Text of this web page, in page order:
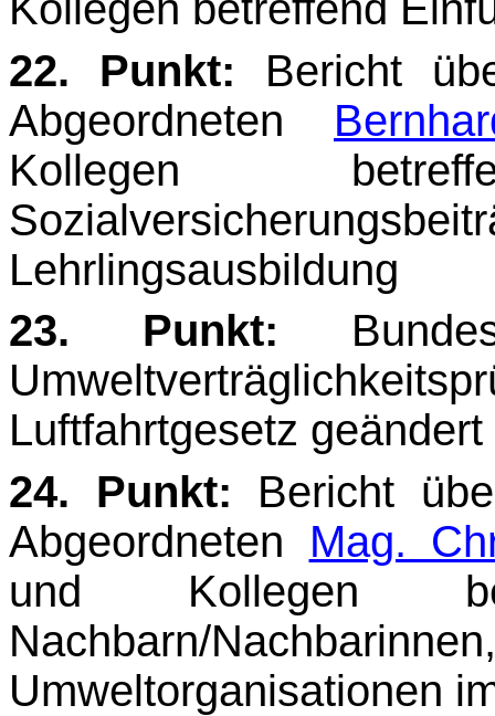
22. Punkt: Bericht
Abgeordneten
Kollegen
Lehrlingsausbildung
23. Punkt:
Luftfahrtgesetz
24. Punkt: Bericht
Abgeordneten Mag.
und Kollegen
Nachbarn/
Umweltorganisationen